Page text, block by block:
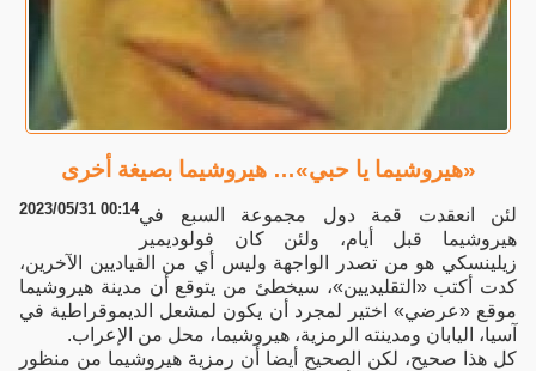
«هيروشيما يا حبي»… هيروشيما بصيغة أخرى
2023/05/31 00:14لئن انعقدت قمة دول مجموعة السبع في
هيروشيما قبل أيام، ولئن كان فولوديمير
زيلينسكي هو من تصدر الواجهة وليس أي من القياديين الآخرين،
كدت أكتب «التقليديين»، سيخطئ من يتوقع أن مدينة هيروشيما
موقع «عرضي» اختير لمجرد أن يكون لمشعل الديموقراطية في
آسيا، اليابان ومدينته الرمزية، هيروشيما، محل من الإعراب.
كل هذا صحيح، لكن الصحيح أيضا أن رمزية هيروشيما من منظور